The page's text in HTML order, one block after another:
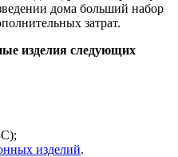
дома больший набор
затрат.
изделия следующих
изделий.